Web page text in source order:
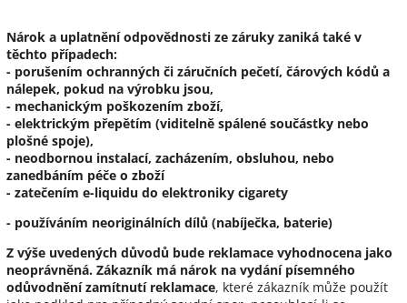
Nárok a uplatnění odpovědnosti ze záruky zaniká také v
těchto případech:
- porušením ochranných či záručních pečetí, čárových kódů a
nálepek, pokud na výrobku jsou,
- mechanickým poškozením zboží,
- elektrickým přepětím (viditelně spálené součástky nebo
plošné spoje),
- neodbornou instalací, zacházením, obsluhou, nebo
zanedbáním péče o zboží
- zatečením e-liquidu do elektroniky cigarety
- používáním neoriginálních dílů (nabíječka, baterie)
Z výše uvedených důvodů bude reklamace vyhodnocena jako
neoprávněná. Zákazník má nárok na vydání písemného
odůvodnění zamítnutí reklamace, které zákazník může použít